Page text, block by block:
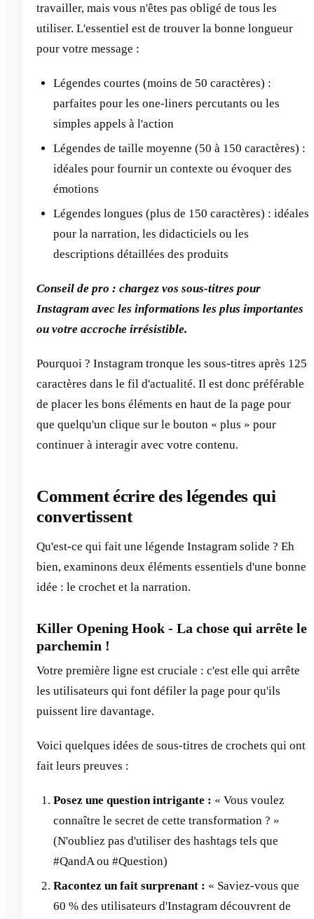
travailler, mais vous n'êtes pas obligé de tous les
utiliser. L'essentiel est de trouver la bonne longueur
pour votre message :
Légendes courtes (moins de 50 caractères) :
parfaites pour les one-liners percutants ou les
simples appels à l'action
Légendes de taille moyenne (50 à 150 caractères) :
idéales pour fournir un contexte ou évoquer des
émotions
Légendes longues (plus de 150 caractères) : idéales
pour la narration, les didacticiels ou les
descriptions détaillées des produits
Conseil de pro : chargez vos sous-titres pour
Instagram avec les informations les plus importantes
ou votre accroche irrésistible.
Pourquoi ? Instagram tronque les sous-titres après 125
caractères dans le fil d'actualité. Il est donc préférable
de placer les bons éléments en haut de la page pour
que quelqu'un clique sur le bouton « plus » pour
continuer à interagir avec votre contenu.
Comment écrire des légendes qui
convertissent
Qu'est-ce qui fait une légende Instagram solide ? Eh
bien, examinons deux éléments essentiels d'une bonne
idée : le crochet et la narration.
Killer Opening Hook - La chose qui arrête le
parchemin !
Votre première ligne est cruciale : c'est elle qui arrête
les utilisateurs qui font défiler la page pour qu'ils
puissent lire davantage.
Voici quelques idées de sous-titres de crochets qui ont
fait leurs preuves :
Posez une question intrigante : « Vous voulez
connaître le secret de cette transformation ? »
(N'oubliez pas d'utiliser des hashtags tels que
#QandA ou #Question)
Racontez un fait surprenant : « Saviez-vous que
60 % des utilisateurs d'Instagram découvrent de